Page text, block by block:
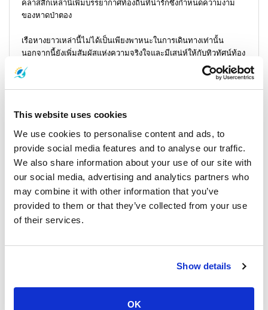
This website uses cookies
We use cookies to personalise content and ads, to
provide social media features and to analyse our traffic.
We also share information about your use of our site with
our social media, advertising and analytics partners who
may combine it with other information that you’ve
provided to them or that they’ve collected from your use
of their services.
Show details
OK
คลาสสิกเหล่านี้เพิ่มบรรยากาศท้องถิ่นที่น่ารักซึ่งกำหนดความงาม
ของหาดป่าตอง
เรือหางยาวเหล่านี้ไม่ได้เป็นเพียงพาหนะในการเดินทางเท่านั้น
นอกจากนี้ยังเพิ่มสัมผัสแห่งความจริงใจและมีเสน่ห์ให้กับทิวทัศน์ท้อง
ทะเลป่าตองอันน่าหลงใหล นักท่องเที่ยวสามารถพบเห็นนักท่องเที่ยว
ชายหาดจำนวนมากร่วมผจญภัยด้วยเรือหางยาวที่น่าจดจำ
หรือเพลิดเพลินกับทัศนียภาพอันน่าทึ่งของทะเลอันดามันระหว่างล่อง
เรือหางยาว
เราขอแนะนำเส้นทางลิงอ่าวนางภายในอุทยานแห่งชาติเป็นอย่างยิ่ง
เส้นทางนี้คดเคี้ยวผ่านป่าฝนอันเขียวชอุ่ม มอบโอกาสอันน่าทึ่งในการ
ชมพืชและสัตว์หลากหลายชนิดในภูมิภาค ขณะที่คุณเดินไปตามเส้น
ทาง คุณจะได้พบกับลิงขี้เล่นที่แกว่งไปมาอยู่บนต้นไม้ เพิ่มความ
มหัศจรรย์ของสัตว์ป่าให้กับการผจญภัยของคุณ
สายนี้ยังมีบาร์ ร้านเสริมสวย และร้านนวดที่หลากหลาย ทำให้แน่ใจ